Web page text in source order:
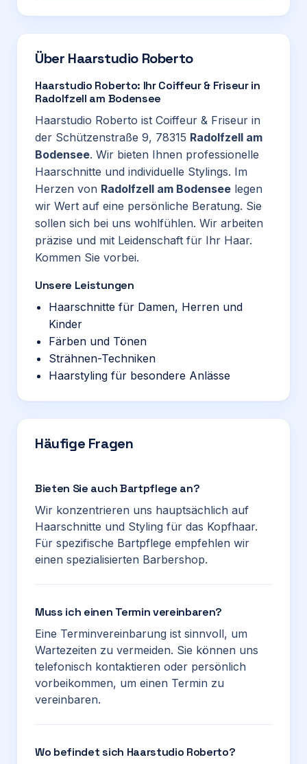
Über Haarstudio Roberto
Haarstudio Roberto: Ihr Coiffeur & Friseur in
Radolfzell am Bodensee
Haarstudio Roberto ist Coiffeur & Friseur in
der Schützenstraße 9, 78315 Radolfzell am
Bodensee. Wir bieten Ihnen professionelle
Haarschnitte und individuelle Stylings. Im
Herzen von Radolfzell am Bodensee legen
wir Wert auf eine persönliche Beratung. Sie
sollen sich bei uns wohlfühlen. Wir arbeiten
präzise und mit Leidenschaft für Ihr Haar.
Kommen Sie vorbei.
Unsere Leistungen
Haarschnitte für Damen, Herren und
Kinder
Färben und Tönen
Strähnen-Techniken
Haarstyling für besondere Anlässe
Häufige Fragen
Bieten Sie auch Bartpflege an?
Wir konzentrieren uns hauptsächlich auf
Haarschnitte und Styling für das Kopfhaar.
Für spezifische Bartpflege empfehlen wir
einen spezialisierten Barbershop.
Muss ich einen Termin vereinbaren?
Eine Terminvereinbarung ist sinnvoll, um
Wartezeiten zu vermeiden. Sie können uns
telefonisch kontaktieren oder persönlich
vorbeikommen, um einen Termin zu
vereinbaren.
Wo befindet sich Haarstudio Roberto?